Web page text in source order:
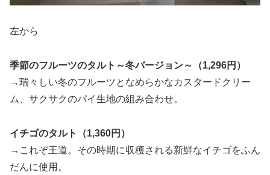
左から
季節のフルーツのタルト～冬バージョン～（1,296円）
→瑞々しい冬のフルーツとなめらかなカスタードクリー
ム、サクサクのパイ生地の組み合わせ。
イチゴのタルト（1,360円）
→これぞ王道。その時期に収穫される新鮮なイチゴをふん
だんに使用。